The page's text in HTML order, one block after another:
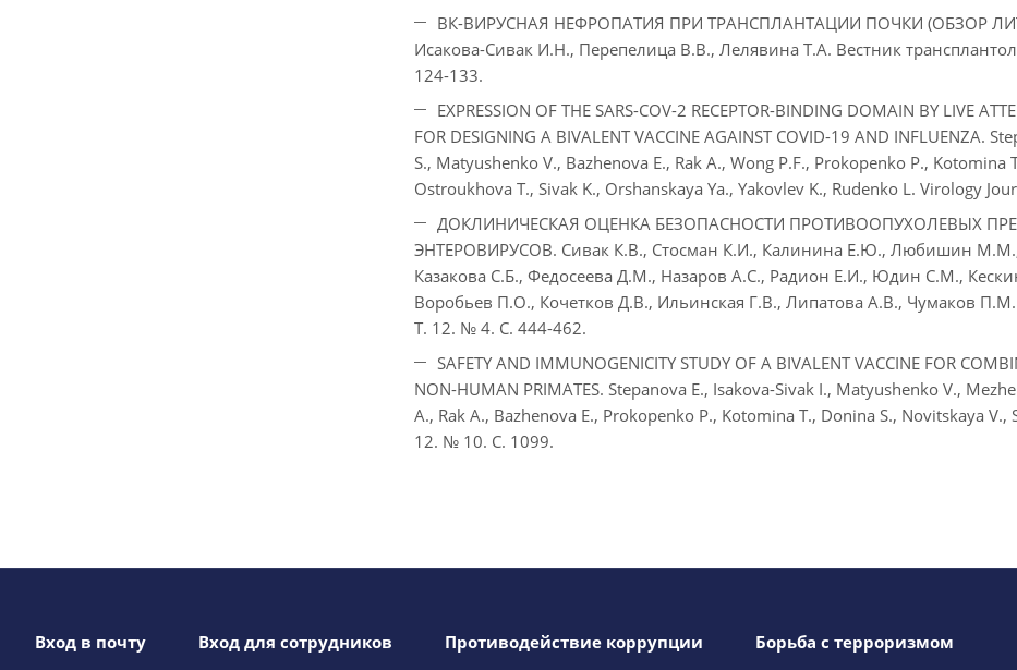
ВК-ВИРУСНАЯ НЕФРОПАТИЯ ПРИ ТРАНСПЛАНТАЦИИ ПОЧКИ (ОБЗОР
Исакова-Сивак И.Н., Перепелица В.В., Лелявина Т.А. Вестник
124-133.
EXPRESSION OF THE SARS-COV-2 RECEPTOR-BINDING DOMAIN BY LIVE
FOR DESIGNING A BIVALENT VACCINE AGAINST COVID-19 AND INFLUENZA.
S., Matyushenko V., Bazhenova E., Rak A., Wong P.F., Prokopenko P.,
Ostroukhova T., Sivak K., Orshanskaya Ya., Yakovlev K., Rudenko L. Virology
ДОКЛИНИЧЕСКАЯ ОЦЕНКА БЕЗОПАСНОСТИ ПРОТИВООПУХОЛЕВЫХ
ЭНТЕРОВИРУСОВ. Сивак К.В., Стосман К.И., Калинина Е.Ю., Любишин
Казакова С.Б., Федосеева Д.М., Назаров А.С., Радион Е.И., Юдин С.М.,
Воробьев П.О., Кочетков Д.В., Ильинская Г.В., Липатова А.В., Чумаков
Т. 12. № 4. С. 444-462.
SAFETY AND IMMUNOGENICITY STUDY OF A BIVALENT VACCINE FOR
NON-HUMAN PRIMATES. Stepanova E., Isakova-Sivak I., Matyushenko V.,
A., Rak A., Bazhenova E., Prokopenko P., Kotomina T., Donina S., Novitskaya
12. № 10. С. 1099.
Вход в почту Вход для сотрудников Противодействие коррупции Борьба с терроризмом